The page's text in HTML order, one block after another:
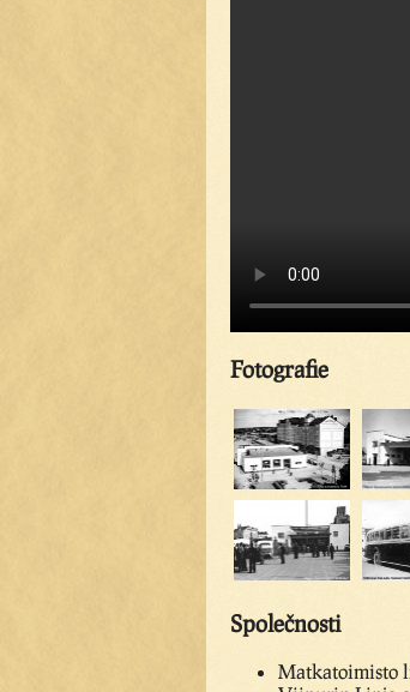
Fotografie
Společnosti
Matkatoimisto